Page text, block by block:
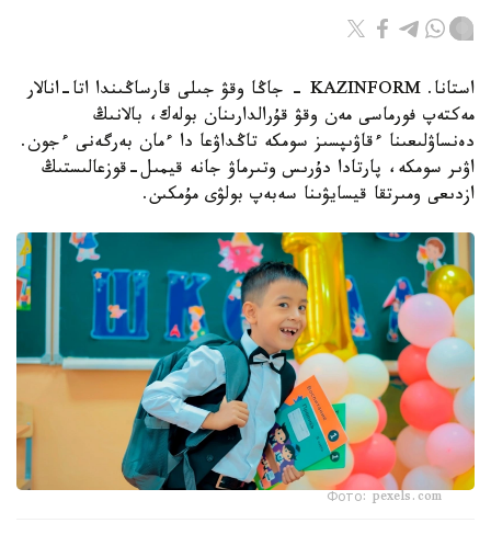
استانا. KAZINFORM - جاڭا وقۋ جىلى قارساڭىندا اتا-انالار
مەكتەپ فورماسى مەن وقۋ قۇرالدارىنان بولەك، بالانىڭ
دەنساۋلىعىنا ءقاۋىپسىز سومكە تاڭداۋعا دا ءمان بەرگەنى ءجون.
اۋىر سومكە، پارتادا دۇرىس وتىرماۋ جانە قيمىل-قوزعالىستىڭ
ازدىعى ومىرتقا قيسايۋىنا سەبەپ بولۋى مۇمكىن.
Фото: pexels.com